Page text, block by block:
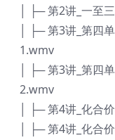
│ ├─ 第2讲_一至
│ ├─ 第3讲_第
1.wmv
│ ├─ 第3讲_第
2.wmv
│ ├─ 第4讲_化合
│ ├─ 第4讲_化合